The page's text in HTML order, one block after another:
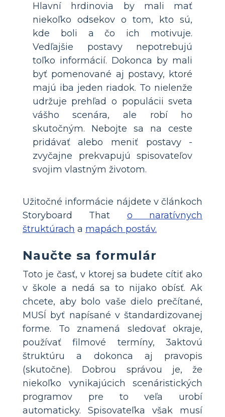
Hlavní hrdinovia by mali mať
niekoľko odsekov o tom, kto sú,
kde boli a čo ich motivuje.
Vedľajšie postavy nepotrebujú
toľko informácií. Dokonca by mali
byť pomenované aj postavy, ktoré
majú iba jeden riadok. To nielenže
udržuje prehľad o populácii sveta
vášho scenára, ale robí ho
skutočným. Nebojte sa na ceste
pridávať alebo meniť postavy -
zvyčajne prekvapujú spisovateľov
svojim vlastným životom.
Užitočné informácie nájdete v článkoch
Storyboard That o naratívnych
štruktúrach a mapách postáv.
Naučte sa formulár
Toto je časť, v ktorej sa budete cítiť ako
v škole a nedá sa to nijako obísť. Ak
chcete, aby bolo vaše dielo prečítané,
MUSÍ byť napísané v štandardizovanej
forme. To znamená sledovať okraje,
používať filmové termíny, 3aktovú
štruktúru a dokonca aj pravopis
(skutočne). Dobrou správou je, že
niekoľko vynikajúcich scenáristických
programov pre to veľa urobí
automaticky. Spisovateľka však musí